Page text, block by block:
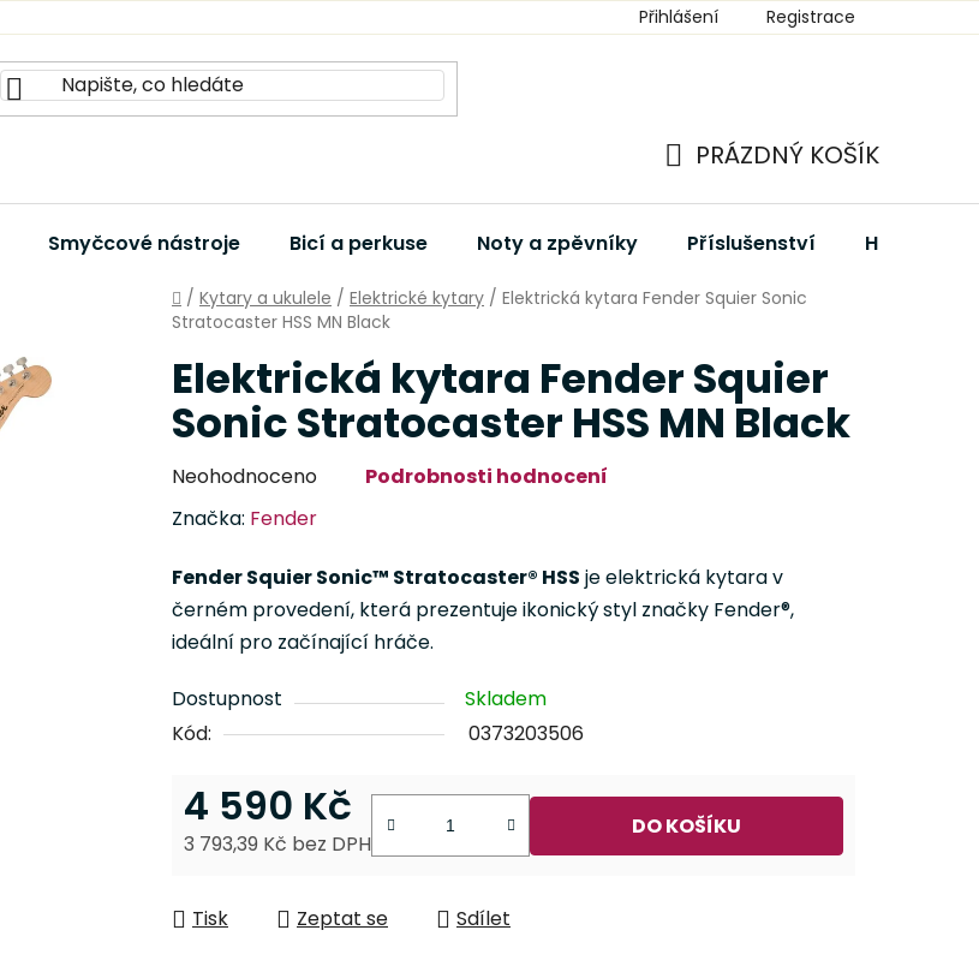
Přihlášení Registrace
KOŠÍK
PRÁZDNÝ KOŠÍK
Smyčcové nástroje Bicí a perkuse Noty a zpěvníky Příslušenství Hudební
Domů
/ Kytary a ukulele / Elektrické kytary / Elektrická kytara Fender Squier Sonic
Stratocaster HSS MN Black
Elektrická kytara Fender Squier
Sonic Stratocaster HSS MN Black
Průměrné
produktu
je
0,0
z
hvězdiček.
Neohodnoceno
Podrobnosti hodnocení
Značka: Fender
Fender Squier Sonic™ Stratocaster® HSS je elektrická kytara v
černém provedení, která prezentuje ikonický styl značky Fender®,
ideální pro začínající hráče.
Dostupnost
Skladem
Kód:
0373203506
4 590 Kč
3 793,39 Kč bez DPH
DO KOŠÍKU
Tisk Zeptat se Sdílet